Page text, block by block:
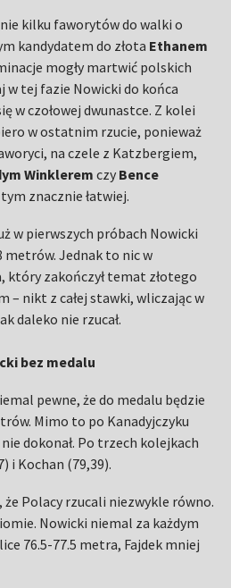
kilku faworytów do walki o
kandydatem do złota Ethanem
mogły martwić polskich
w tej fazie Nowicki do końca
w czołowej dwunastce. Z kolei
w ostatnim rzucie, ponieważ
na czele z Katzbergiem,
Winkleremczy Bence
znacznie łatwiej.
w pierwszych próbach Nowicki
metrów. Jednak to nic w
który zakończył temat złotego
– nikt z całej stawki, wliczając w
daleko nie rzucał.
bez medalu
pewne, że do medalu będzie
Mimo to po Kanadyjczyku
dokonał. Po trzech kolejkach
i Kochan (79,39).
Polacy rzucali niezwykle równo.
Nowicki niemal za każdym
76.5-77.5 metra, Fajdek mniej